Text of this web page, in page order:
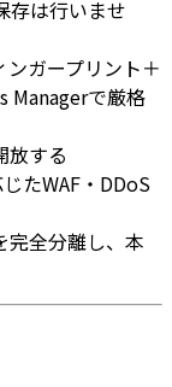
存は行いませ
ガープリント＋
Managerで厳格
放する
たWAF・DDoS
完全分離し、本